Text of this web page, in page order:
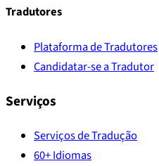
Tradutores
Plataforma de Tradutores
Candidatar-se a Tradutor
Serviços
Serviços de Tradução
60+ Idiomas